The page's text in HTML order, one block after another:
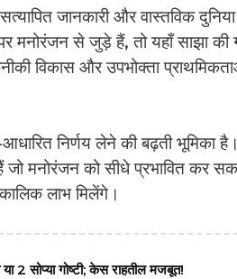
जानकारी और वास्तविक
मनोरंजन से जुड़े हैं, तो यहाँ साझा की
विकास और उपभोक्ता
निर्णय लेने की बढ़ती भूमिका
जो मनोरंजन को सीधे प्रभावित कर
लाभ मिलेंगे।
2 सोप्या गोष्टी; केस राहतील मजबूत!